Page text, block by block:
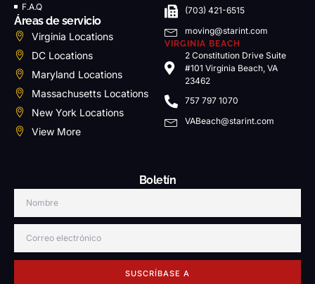
F.A.Q
Áreas de servicio
Virginia Locations
DC Locations
Maryland Locations
Massachusetts Locations
New York Locations
View More
(703) 421-6515
moving@starint.com
VIRGINIA BEACH
2 Constitution Drive Suite
#101 Virginia Beach, VA
23462
757 797 1070
VABeach@starint.com
Boletín
SUSCRÍBASE A